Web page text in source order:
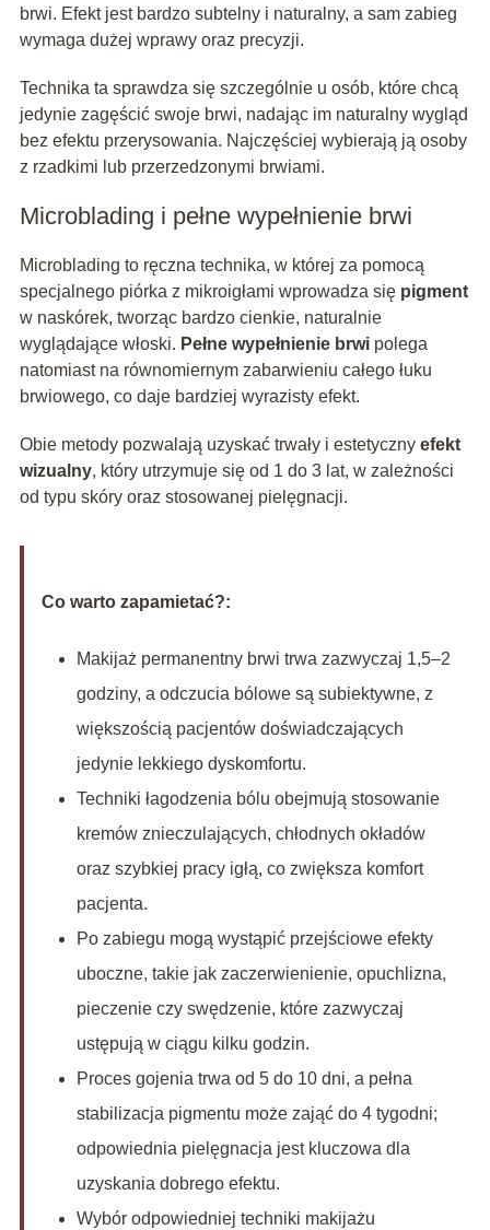
brwi. Efekt jest bardzo subtelny i naturalny, a sam zabieg
wymaga dużej wprawy oraz precyzji.
Technika ta sprawdza się szczególnie u osób, które chcą
jedynie zagęścić swoje brwi, nadając im naturalny wygląd
bez efektu przerysowania. Najczęściej wybierają ją osoby
z rzadkimi lub przerzedzonymi brwiami.
Microblading i pełne wypełnienie brwi
Microblading to ręczna technika, w której za pomocą
specjalnego piórka z mikroigłami wprowadza się pigment
w naskórek, tworząc bardzo cienkie, naturalnie
wyglądające włoski. Pełne wypełnienie brwipolega
natomiast na równomiernym zabarwieniu całego łuku
brwiowego, co daje bardziej wyrazisty efekt.
Obie metody pozwalają uzyskać trwały i estetyczny efekt
wizualny, który utrzymuje się od 1 do 3 lat, w zależności
od typu skóry oraz stosowanej pielęgnacji.
Co warto zapamietać?:
Makijaż permanentny brwi trwa zazwyczaj 1,5–2
godziny, a odczucia bólowe są subiektywne, z
większością pacjentów doświadczających
jedynie lekkiego dyskomfortu.
Techniki łagodzenia bólu obejmują stosowanie
kremów znieczulających, chłodnych okładów
oraz szybkiej pracy igłą, co zwiększa komfort
pacjenta.
Po zabiegu mogą wystąpić przejściowe efekty
uboczne, takie jak zaczerwienienie, opuchlizna,
pieczenie czy swędzenie, które zazwyczaj
ustępują w ciągu kilku godzin.
Proces gojenia trwa od 5 do 10 dni, a pełna
stabilizacja pigmentu może zająć do 4 tygodni;
odpowiednia pielęgnacja jest kluczowa dla
uzyskania dobrego efektu.
Wybór odpowiedniej techniki makijażu